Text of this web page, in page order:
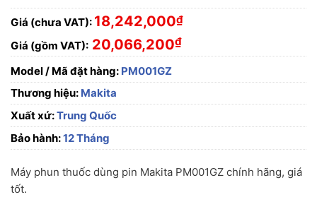
Giá (chưa VAT): 18,242,000₫
Giá (gồm VAT): 20,066,200₫
Model / Mã đặt hàng: PM001GZ
Thương hiệu: Makita
Xuất xứ:Trung Quốc
Bảo hành:12 Tháng
Máy phun thuốc dùng pin Makita PM001GZ chính hãng, giá
tốt.